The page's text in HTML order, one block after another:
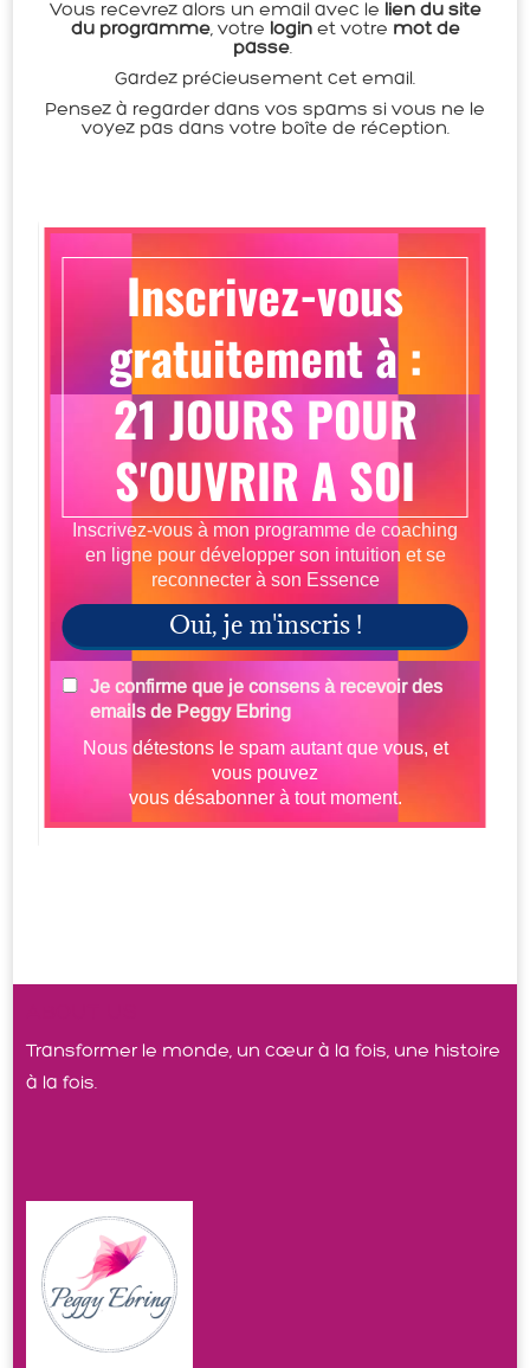
Vous recevrez alors un email avec le lien du site
du programme, votre loginet votre mot de
passe.
Gardez précieusement cet email.
Pensez à regarder dans vos spams si vous ne le
voyez pas dans votre boîte de réception.
Transformer le monde, un cœur à la fois, une histoire
à la fois.